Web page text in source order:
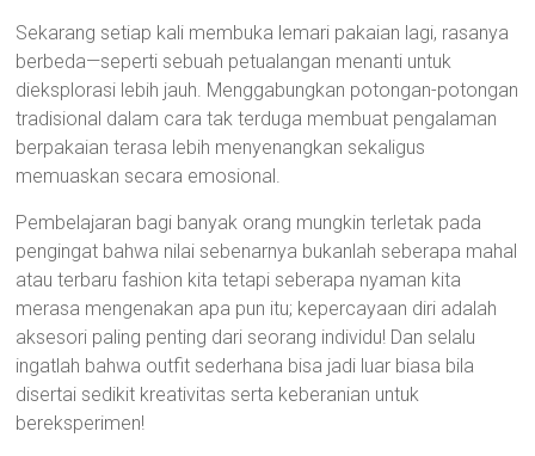
Sekarang setiap kali membuka lemari pakaian lagi, rasanya
berbeda—seperti sebuah petualangan menanti untuk
dieksplorasi lebih jauh. Menggabungkan potongan-potongan
tradisional dalam cara tak terduga membuat pengalaman
berpakaian terasa lebih menyenangkan sekaligus
memuaskan secara emosional.
Pembelajaran bagi banyak orang mungkin terletak pada
pengingat bahwa nilai sebenarnya bukanlah seberapa mahal
atau terbaru fashion kita tetapi seberapa nyaman kita
merasa mengenakan apa pun itu; kepercayaan diri adalah
aksesori paling penting dari seorang individu! Dan selalu
ingatlah bahwa outfit sederhana bisa jadi luar biasa bila
disertai sedikit kreativitas serta keberanian untuk
bereksperimen!